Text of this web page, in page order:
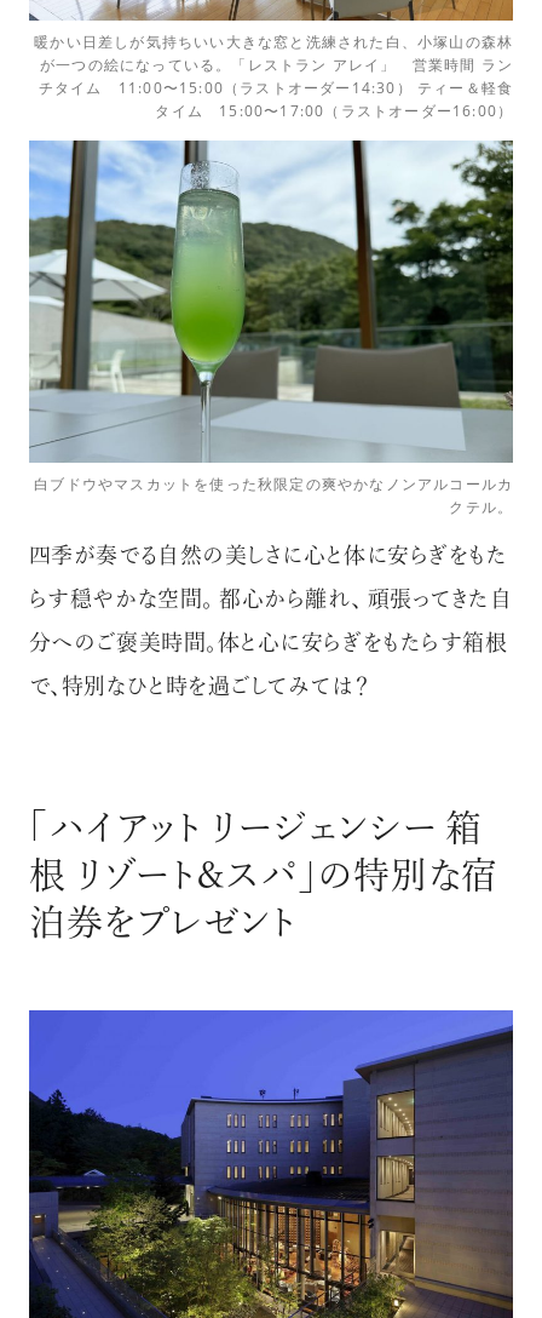
暖かい日差しが気持ちいい大きな窓と洗練された白、小塚山の森林
が一つの絵になっている。「レストラン アレイ」 営業時間 ラン
チタイム 11:00〜15:00（ラストオーダー14:30） ティー＆軽食
タイム 15:00〜17:00（ラストオーダー16:00）
白ブドウやマスカットを使った秋限定の爽やかなノンアルコールカ
クテル。
四季が奏でる自然の美しさに心と体に安らぎをもた
らす穏やかな空間。 都心から離れ、 頑張ってきた自
分へのご褒美時間。体と心に安らぎをもたらす箱根
で、特別なひと時を過ごしてみては？
「ハイアット リージェンシー 箱
根 リゾート＆スパ」の特別な宿
泊券をプレゼント